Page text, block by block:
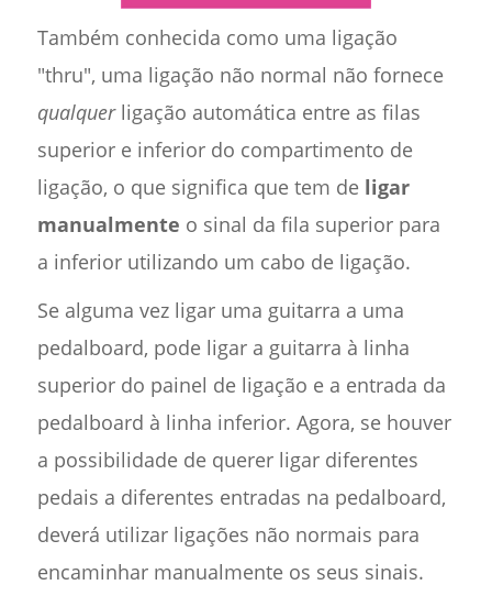
Também conhecida como uma ligação
"thru", uma ligação não normal não fornece
qualquerligação automática entre as filas
superior e inferior do compartimento de
ligação, o que significa que tem de ligar
manualmente o sinal da fila superior para
a inferior utilizando um cabo de ligação.
Se alguma vez ligar uma guitarra a uma
pedalboard, pode ligar a guitarra à linha
superior do painel de ligação e a entrada da
pedalboard à linha inferior. Agora, se houver
a possibilidade de querer ligar diferentes
pedais a diferentes entradas na pedalboard,
deverá utilizar ligações não normais para
encaminhar manualmente os seus sinais.